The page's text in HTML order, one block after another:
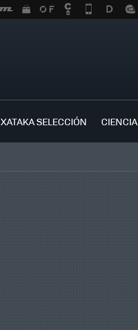
XATAKA SELECCIÓN CIENCIA